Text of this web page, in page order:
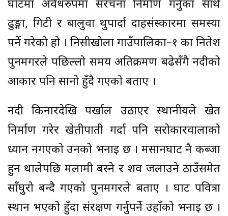
घाटमा अवैधरुपमा संरचना निर्माण गर्नुका साथै
ढुङ्गा, गिटी र बालुवा थुपार्दा दाहसंस्कारमा समस्या
पर्ने गरेको हो । निसीखोला गाउँपालिका–१ का नितेश
पुनमगरले पछिल्लो समय अतिक्रमण बढेसँगै नदीको
आकार पनि सानो हुँदै गएको बताए ।
नदी किनारदेखि पर्खाल उठाएर स्थानीयले खेत
निर्माण गरेर खेतीपाती गर्दा पनि सरोकारवालाको
ध्यान नगएको उनको भनाइ छ । मसानघाट नै कब्जा
हुन थालेपछि मलामी बस्ने र शव जलाउने ठाउँसमेत
साँघुरो बन्दै गएको पुनमगरले बताए । घाट पवित्रा
स्थान भएको हुँदा संरक्षण गर्नुपर्ने उहाँको भनाइ छ ।